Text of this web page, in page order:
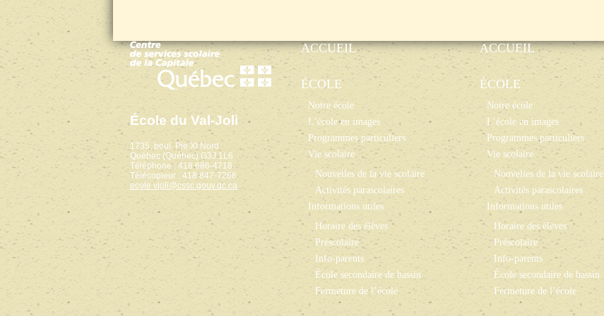
École du Val-Joli
1735, boul. Pie XI Nord
Québec (Québec) G3J 1L6
Téléphone : 418 686-4718
Télécopieur : 418 847-7266
ecole.vjoli@cssc.gouv.qc.ca
ACCUEIL
ÉCOLE
Notre école
L’école en images
Programmes particuliers
Vie scolaire
Nouvelles de la vie scolaire
Activités parascolaires
Informations utiles
Horaire des élèves
Préscolaire
Info-parents
École secondaire de bassin
Fermeture de l’école
ACCUEIL
ÉCOLE
Notre école
L’école en images
Programmes particuliers
Vie scolaire
Nouvelles de la vie scolaire
Activités parascolaires
Informations utiles
Horaire des élèves
Préscolaire
Info-parents
École secondaire de bassin
Fermeture de l’école